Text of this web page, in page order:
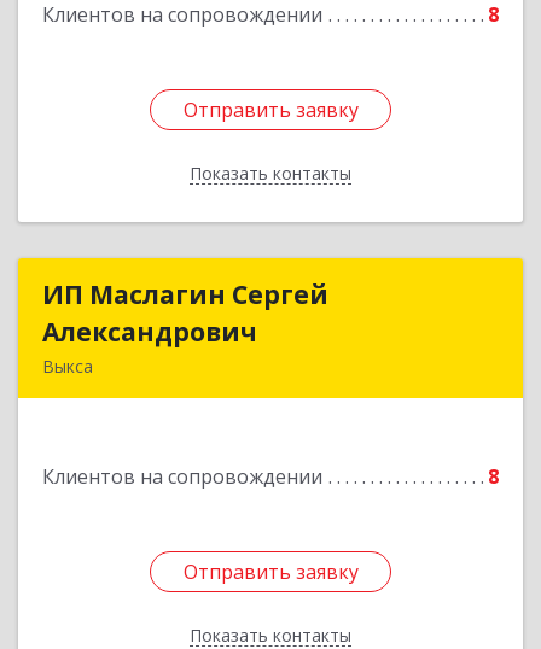
Клиентов на сопровождении 8
Отправить заявку
Показать контакты
Отправить заявку
Назад
ИП Маслагин Сергей
Александрович
Выкса
Клиентов на сопровождении 8
Отправить заявку
Показать контакты
ИП Маслагин Сергей
Подробнее
Отправить заявку
Назад